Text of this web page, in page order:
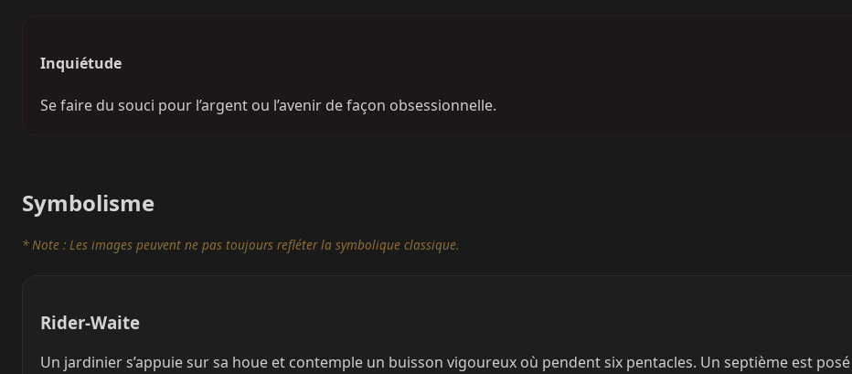
Inquiétude
Se faire du souci pour l’argent ou l’avenir de façon obsessionnelle.
Symbolisme
* Note : Les images peuvent ne pas toujours refléter la symbolique classique.
Rider-Waite
Un jardinier s’appuie sur sa houe et contemple un buisson vigoureux où pendent six pentacles. Un septième est